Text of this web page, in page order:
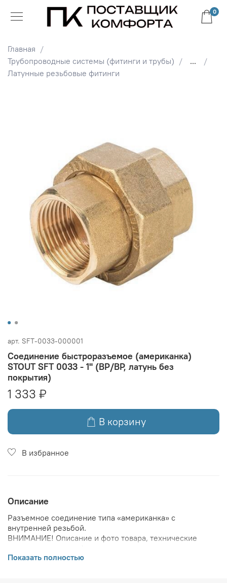
0
Главная
Трубопроводные системы (фитинги и трубы)
...
Латунные резьбовые фитинги
арт. SFT-0033-000001
Соединение быстроразъемое (американка)
STOUT SFT 0033 - 1" (ВР/ВР, латунь без
покрытия)
1 333 ₽
В корзину
В избранное
Описание
Разъемное соединение типа «американка» с
внутренней резьбой.
ВНИМАНИЕ! Описание и фото товара, технические
габаритах, внешнем виде и цвете, стране производства
Показать полностью